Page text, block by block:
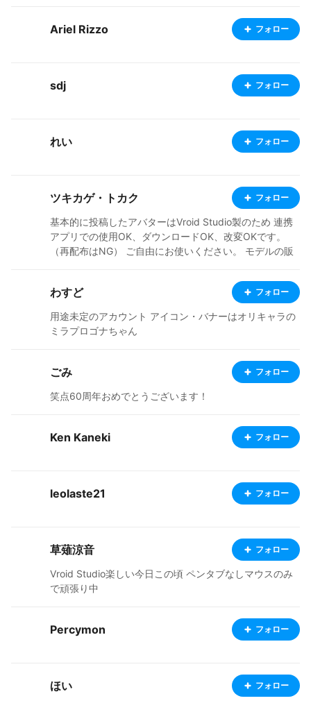
Ariel Rizzo フォロー
sdj フォロー
れい フォロー
ツキカゲ・トカク フォロー
基本的に投稿したアバターはVroid Studio製のため 連携
アプリでの使用OK、ダウンロードOK、改変OKです。
（再配布はNG） ご自由にお使いください。 モデルの販
わすど フォロー
用途未定のアカウント アイコン・バナーはオリキャラの
ミラプロゴナちゃん
ごみ フォロー
笑点60周年おめでとうございます！
Ken Kaneki フォロー
leolaste21 フォロー
草薙涼音 フォロー
Vroid Studio楽しい今日この頃 ペンタブなしマウスのみ
で頑張り中
Percymon フォロー
ほい フォロー